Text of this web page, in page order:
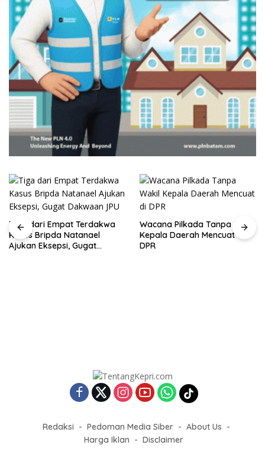
Tiga dari Empat Terdakwa
Kasus Bripda Natanael
Ajukan Eksepsi, Gugat
Wacana Pilkada Tanpa Wakil
Kepala Daerah Mencuat di
DPR
Redaksi Pedoman Media Siber
About Us
Harga Iklan
Disclaimer